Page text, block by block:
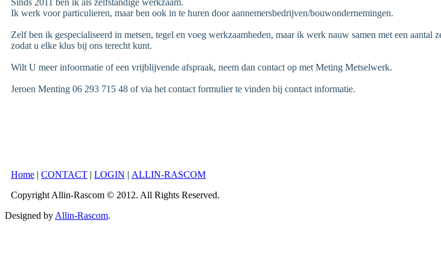
Ik werk voor particulieren, maar ben ook in te huren door aannemersbedrijven/bouwondernemingen.
Zelf ben ik gespecialiseerd in metsen, tegel en voeg werkzaamheden, maar ik werk nauw samen met een aantal
zodat u elke klus bij ons terecht kunt.
Wilt U meer infoormatie of een vrijblijvende afspraak, neem dan contact op met Meting Metselwerk.
Jeroen Menting 06 293 715 48 of via het contact formulier te vinden bij contact informatie.
Home | CONTACT | LOGIN | ALLIN-RASCOM
Copyright Allin-Rascom © 2012. All Rights Reserved.
Designed by Allin-Rascom.